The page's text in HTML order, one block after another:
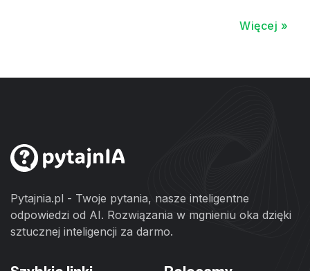
Więcej »
Pytajnia.pl - Twoje pytania, nasze inteligentne
odpowiedzi od AI. Rozwiązania w mgnieniu oka dzięki
sztucznej inteligencji za darmo.